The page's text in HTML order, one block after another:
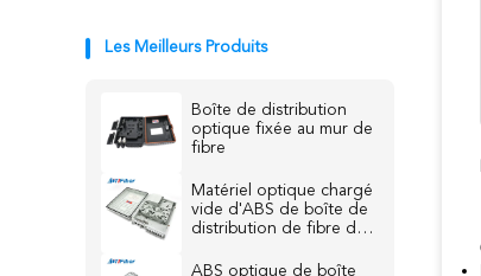
Les Meilleurs Produits
Boîte de distribution
optique fixée au mur de
fibre
Matériel optique chargé
vide d'ABS de boîte de
distribution de fibre de
FTTH 16 plein
ABS optique de boîte